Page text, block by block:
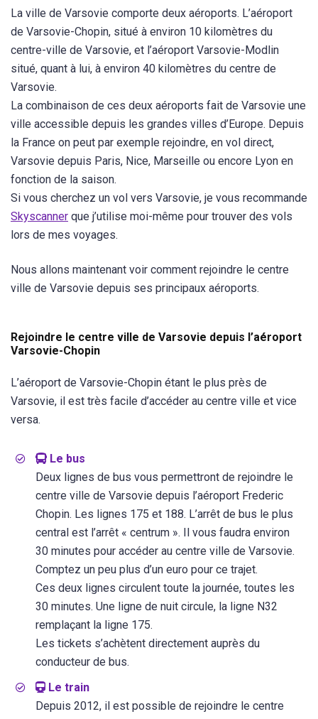
La ville de Varsovie comporte deux aéroports. L’aéroport
de Varsovie-Chopin, situé à environ 10 kilomètres du
centre-ville de Varsovie, et l’aéroport Varsovie-Modlin
situé, quant à lui, à environ 40 kilomètres du centre de
Varsovie.
La combinaison de ces deux aéroports fait de Varsovie une
ville accessible depuis les grandes villes d’Europe. Depuis
la France on peut par exemple rejoindre, en vol direct,
Varsovie depuis Paris, Nice, Marseille ou encore Lyon en
fonction de la saison.
Si vous cherchez un vol vers Varsovie, je vous recommande
Skyscanner que j’utilise moi-même pour trouver des vols
lors de mes voyages.
Nous allons maintenant voir comment rejoindre le centre
ville de Varsovie depuis ses principaux aéroports.
Rejoindre le centre ville de Varsovie depuis l’aéroport
Varsovie-Chopin
L’aéroport de Varsovie-Chopin étant le plus près de
Varsovie, il est très facile d’accéder au centre ville et vice
versa.
Le bus
Deux lignes de bus vous permettront de rejoindre le
centre ville de Varsovie depuis l’aéroport Frederic
Chopin. Les lignes 175 et 188. L’arrêt de bus le plus
central est l’arrêt « centrum ». Il vous faudra environ
30 minutes pour accéder au centre ville de Varsovie.
Comptez un peu plus d’un euro pour ce trajet.
Ces deux lignes circulent toute la journée, toutes les
30 minutes. Une ligne de nuit circule, la ligne N32
remplaçant la ligne 175.
Les tickets s’achètent directement auprès du
conducteur de bus.
Le train
Depuis 2012, il est possible de rejoindre le centre